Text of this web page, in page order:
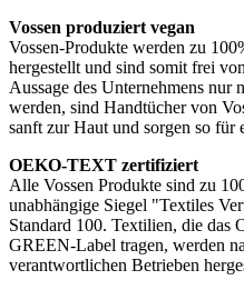
Vossen produziert vegan
Vossen-Produkte werden zu
hergestellt und sind somit frei
Aussage des Unternehmens
werden, sind Handtücher von
sanft zur Haut und sorgen so für
OEKO-TEXT zertifiziert
Alle Vossen Produkte sind zu
unabhängige Siegel "Textiles
Standard 100. Textilien, die
GREEN-Label tragen, werden
verantwortlichen Betrieben